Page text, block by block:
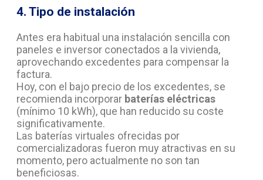
4. Tipo de instalación
Antes era habitual una instalación sencilla con
paneles e inversor conectados a la vivienda,
aprovechando excedentes para compensar la
factura.
Hoy, con el bajo precio de los excedentes, se
recomienda incorporar baterías eléctricas
(mínimo 10 kWh), que han reducido su coste
significativamente.
Las baterías virtuales ofrecidas por
comercializadoras fueron muy atractivas en su
momento, pero actualmente no son tan
beneficiosas.